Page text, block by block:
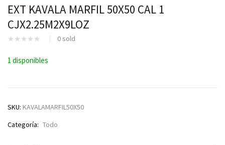
EXT KAVALA MARFIL 50X50 CAL 1
CJX2.25M2X9LOZ
0 sold
1 disponibles
SKU: KAVALAMARFIL50X50
Categoría: Todo